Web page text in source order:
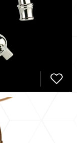
Во времена,
все более
занимается
изделий на
и его
бронзе.
награды,